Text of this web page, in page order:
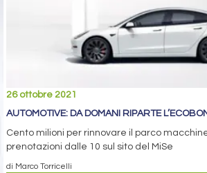
26 ottobre 2021
AUTOMOTIVE: DA DOMANI RIPARTE
Cento milioni per rinnovare il parco
prenotazioni dalle 10 sul sito del MiSe
di Marco Torricelli